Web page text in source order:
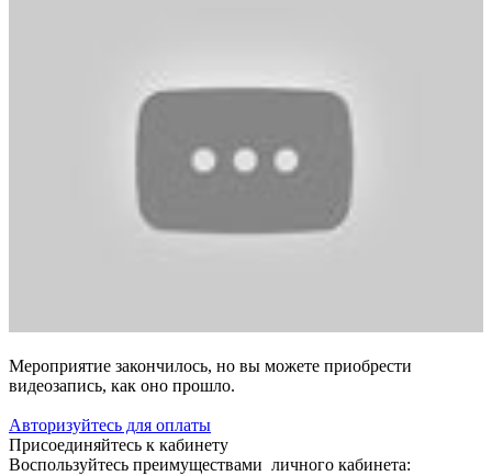
Мероприятие закончилось, но вы можете приобрести
видеозапись, как оно прошло.
Авторизуйтесь для оплаты
Присоединяйтесь к кабинету
Воспользуйтесь преимуществами личного кабинета: